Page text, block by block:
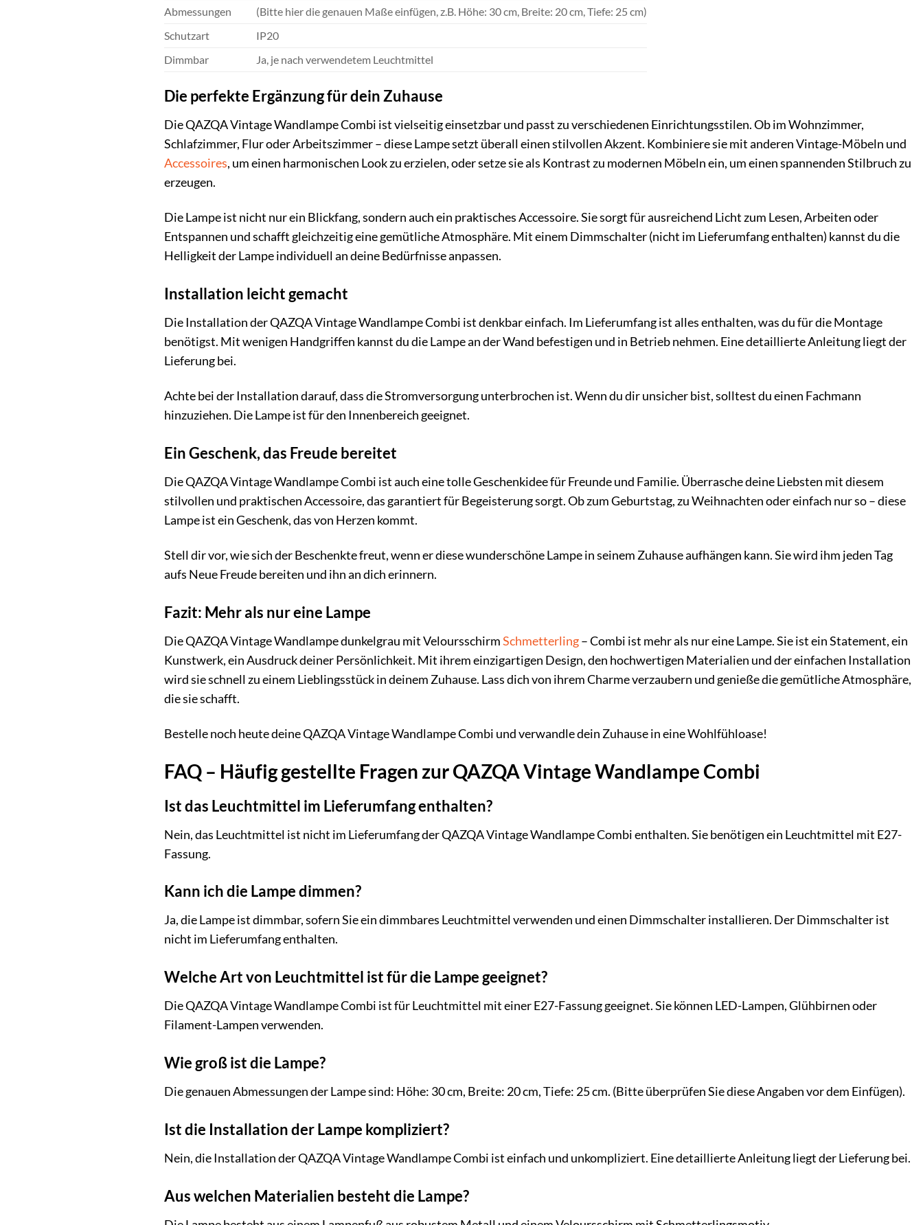
Abmessungen
(Bitte hier die genauen Maße einfügen, z.B. Höhe: 30 cm, Breite: 20 cm, Tiefe: 25 cm)
Schutzart
IP20
Dimmbar
Ja, je nach verwendetem Leuchtmittel
Die perfekte Ergänzung für dein Zuhause
Die QAZQA Vintage Wandlampe Combi ist vielseitig einsetzbar und passt zu verschiedenen Einrichtungsstilen. Ob im Wohnzimmer,
Schlafzimmer, Flur oder Arbeitszimmer – diese Lampe setzt überall einen stilvollen Akzent. Kombiniere sie mit anderen Vintage-Möbeln und
Accessoires, um einen harmonischen Look zu erzielen, oder setze sie als Kontrast zu modernen Möbeln ein, um einen spannenden Stilbruch zu
erzeugen.
Die Lampe ist nicht nur ein Blickfang, sondern auch ein praktisches Accessoire. Sie sorgt für ausreichend Licht zum Lesen, Arbeiten oder
Entspannen und schafft gleichzeitig eine gemütliche Atmosphäre. Mit einem Dimmschalter (nicht im Lieferumfang enthalten) kannst du die
Helligkeit der Lampe individuell an deine Bedürfnisse anpassen.
Installation leicht gemacht
Die Installation der QAZQA Vintage Wandlampe Combi ist denkbar einfach. Im Lieferumfang ist alles enthalten, was du für die Montage
benötigst. Mit wenigen Handgriffen kannst du die Lampe an der Wand befestigen und in Betrieb nehmen. Eine detaillierte Anleitung liegt der
Lieferung bei.
Achte bei der Installation darauf, dass die Stromversorgung unterbrochen ist. Wenn du dir unsicher bist, solltest du einen Fachmann
hinzuziehen. Die Lampe ist für den Innenbereich geeignet.
Ein Geschenk, das Freude bereitet
Die QAZQA Vintage Wandlampe Combi ist auch eine tolle Geschenkidee für Freunde und Familie. Überrasche deine Liebsten mit diesem
stilvollen und praktischen Accessoire, das garantiert für Begeisterung sorgt. Ob zum Geburtstag, zu Weihnachten oder einfach nur so – diese
Lampe ist ein Geschenk, das von Herzen kommt.
Stell dir vor, wie sich der Beschenkte freut, wenn er diese wunderschöne Lampe in seinem Zuhause aufhängen kann. Sie wird ihm jeden Tag
aufs Neue Freude bereiten und ihn an dich erinnern.
Fazit: Mehr als nur eine Lampe
Die QAZQA Vintage Wandlampe dunkelgrau mit VeloursschirmSchmetterling– Combi ist mehr als nur eine Lampe. Sie ist ein Statement, ein
Kunstwerk, ein Ausdruck deiner Persönlichkeit. Mit ihrem einzigartigen Design, den hochwertigen Materialien und der einfachen Installation
wird sie schnell zu einem Lieblingsstück in deinem Zuhause. Lass dich von ihrem Charme verzaubern und genieße die gemütliche Atmosphäre,
die sie schafft.
Bestelle noch heute deine QAZQA Vintage Wandlampe Combi und verwandle dein Zuhause in eine Wohlfühloase!
FAQ – Häufig gestellte Fragen zur QAZQA Vintage Wandlampe Combi
Ist das Leuchtmittel im Lieferumfang enthalten?
Nein, das Leuchtmittel ist nicht im Lieferumfang der QAZQA Vintage Wandlampe Combi enthalten. Sie benötigen ein Leuchtmittel mit E27-
Fassung.
Kann ich die Lampe dimmen?
Ja, die Lampe ist dimmbar, sofern Sie ein dimmbares Leuchtmittel verwenden und einen Dimmschalter installieren. Der Dimmschalter ist
nicht im Lieferumfang enthalten.
Welche Art von Leuchtmittel ist für die Lampe geeignet?
Die QAZQA Vintage Wandlampe Combi ist für Leuchtmittel mit einer E27-Fassung geeignet. Sie können LED-Lampen, Glühbirnen oder
Filament-Lampen verwenden.
Wie groß ist die Lampe?
Die genauen Abmessungen der Lampe sind: Höhe: 30 cm, Breite: 20 cm, Tiefe: 25 cm. (Bitte überprüfen Sie diese Angaben vor dem Einfügen).
Ist die Installation der Lampe kompliziert?
Nein, die Installation der QAZQA Vintage Wandlampe Combi ist einfach und unkompliziert. Eine detaillierte Anleitung liegt der Lieferung bei.
Aus welchen Materialien besteht die Lampe?